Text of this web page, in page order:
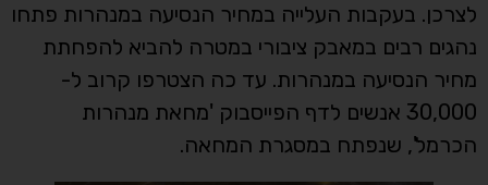
לצרכן. בעקבות העלייה במחיר הנסיעה במנהרות פתחו
נהגים רבים במאבק ציבורי במטרה להביא להפחתת
מחיר הנסיעה במנהרות. עד כה הצטרפו קרוב ל-
30,000 אנשים לדף הפייסבוק 'מחאת מנהרות
הכרמל', שנפתח במסגרת המחאה.